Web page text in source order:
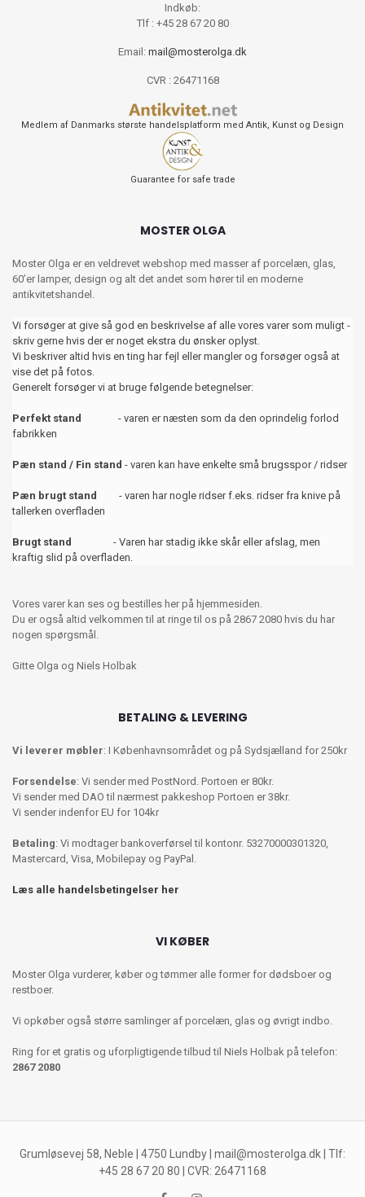
Indkøb:
Tlf : +45 28 67 20 80
Email: mail@mosterolga.dk
CVR : 26471168
Medlem af Danmarks største handelsplatform med Antik, Kunst og Design
Guarantee for safe trade
MOSTER OLGA
Moster Olga er en veldrevet webshop med masser af porcelæn, glas,
60’er lamper, design og alt det andet som hører til en moderne
antikvitetshandel.
Vi forsøger at give så god en beskrivelse af alle vores varer som muligt -
skriv gerne hvis der er noget ekstra du ønsker oplyst.
Vi beskriver altid hvis en ting har fejl eller mangler og forsøger også at
vise det på fotos.
Generelt forsøger vi at bruge følgende betegnelser:
Perfekt stand - varen er næsten som da den oprindelig forlod
fabrikken
Pæn stand / Fin stand - varen kan have enkelte små brugsspor / ridser
Pæn brugt stand
- varen har nogle ridser f.eks. ridser fra knive på
tallerken overfladen
Brugt stand
- Varen har stadig ikke skår eller afslag, men
kraftig slid på overfladen.
Vores varer kan ses og bestilles her på hjemmesiden.
Du er også altid velkommen til at ringe til os på 2867 2080 hvis du har
nogen spørgsmål.
Gitte Olga og Niels Holbak
BETALING & LEVERING
Vi leverer møbler: I Københavnsområdet og på Sydsjælland for 250kr
Forsendelse: Vi sender med PostNord. Portoen er 80kr.
Vi sender med DAO til nærmest pakkeshop Portoen er 38kr.
Vi sender indenfor EU for 104kr
Betaling: Vi modtager bankoverførsel til kontonr. 53270000301320,
Mastercard, Visa, Mobilepay og PayPal.
Læs alle handelsbetingelser her
VI KØBER
Moster Olga vurderer, køber og tømmer alle former for dødsboer og
restboer.
Vi opkøber også større samlinger af porcelæn, glas og øvrigt indbo.
Ring for et gratis og uforpligtigende tilbud til Niels Holbak på telefon:
2867 2080
Grumløsevej 58, Neble | 4750 Lundby | mail@mosterolga.dk | Tlf:
+45 28 67 20 80 | CVR: 26471168